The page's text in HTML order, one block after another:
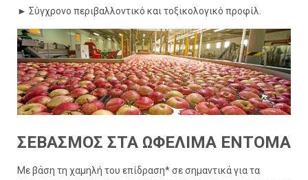
► Σύγχρονο περιβαλλοντικό και τοξικολογικό προφίλ.
ΣΕΒΑΣΜOΣ ΣΤΑ ΩΦEΛΙΜΑ EΝΤΟΜΑ
Με βάση τη χαμηλή του επίδραση* σε σημαντικά για τα